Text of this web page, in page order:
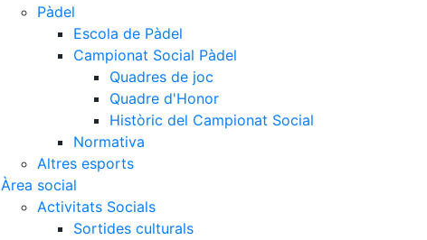
Pàdel
Escola de Pàdel
Campionat Social Pàdel
Quadres de joc
Quadre d'Honor
Històric del Campionat Social
Normativa
Altres esports
Àrea social
Activitats Socials
Sortides culturals